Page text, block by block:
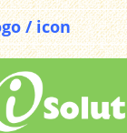
/ icon